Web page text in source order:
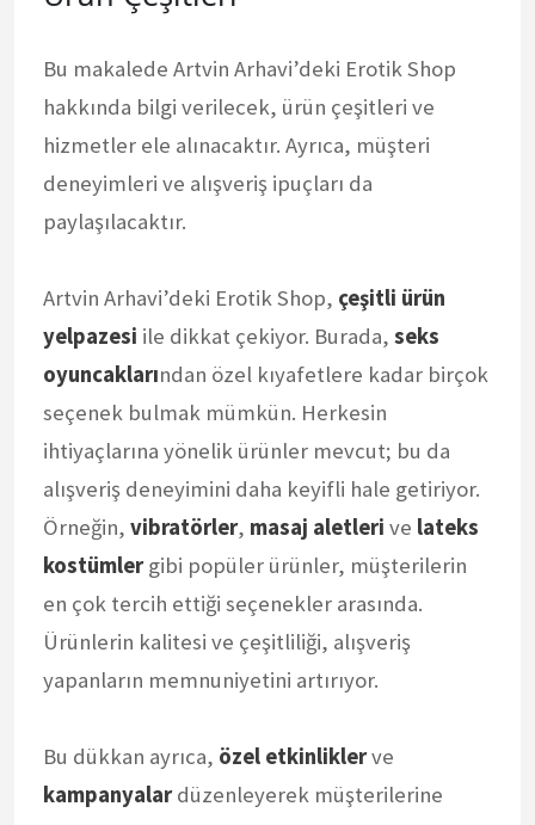
Bu makalede Artvin Arhavi’deki Erotik Shop
hakkında bilgi verilecek, ürün çeşitleri ve
hizmetler ele alınacaktır. Ayrıca, müşteri
deneyimleri ve alışveriş ipuçları da
paylaşılacaktır.
Artvin Arhavi’deki Erotik Shop, çeşitli ürün
yelpazesi ile dikkat çekiyor. Burada, seks
oyuncaklarından özel kıyafetlere kadar birçok
seçenek bulmak mümkün. Herkesin
ihtiyaçlarına yönelik ürünler mevcut; bu da
alışveriş deneyimini daha keyifli hale getiriyor.
Örneğin, vibratörler, masaj aletleri ve lateks
kostümlergibi popüler ürünler, müşterilerin
en çok tercih ettiği seçenekler arasında.
Ürünlerin kalitesi ve çeşitliliği, alışveriş
yapanların memnuniyetini artırıyor.
Bu dükkan ayrıca, özel etkinliklerve
kampanyalardüzenleyerek müşterilerine